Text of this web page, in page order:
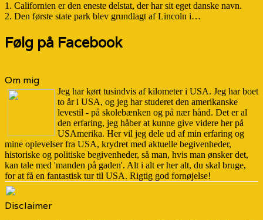
1. Californien er den eneste delstat, der har sit eget danske navn.
2. Den første state park blev grundlagt af Lincoln i…
Følg på Facebook
Om mig
Jeg har kørt tusindvis af kilometer i USA. Jeg har boet
to år i USA, og jeg har studeret den amerikanske
levestil - på skolebænken og på nær hånd. Det er al
den erfaring, jeg håber at kunne give videre her på
USAmerika. Her vil jeg dele ud af min erfaring og
mine oplevelser fra USA, krydret med aktuelle begivenheder,
historiske og politiske begivenheder, så man, hvis man ønsker det,
kan tale med 'manden på gaden'. Alt i alt er her alt, du skal bruge,
for at få en fantastisk tur til USA. Rigtig god fornøjelse!
Disclaimer